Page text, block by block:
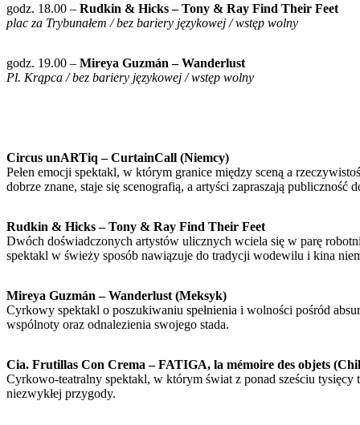
godz. 18.00 – Rudkin & Hicks – Tony & Ray Find Their Feet
plac za Trybunałem / bez bariery językowej / wstęp wolny
godz. 19.00 – Mireya Guzmán – Wanderlust
Pl. Krąpca / bez bariery językowej / wstęp wolny
Circus unARTiq – CurtainCall (Niemcy)
Pełen emocji spektakl, w którym granice między sceną a
dobrze znane, staje się scenografią, a artyści zapraszają publiczność
Rudkin & Hicks – Tony & Ray Find Their Feet
Dwóch doświadczonych artystów ulicznych wciela się w parę
spektakl w świeży sposób nawiązuje do tradycji wodewilu i kina
Mireya Guzmán – Wanderlust (Meksyk)
Cyrkowy spektakl o poszukiwaniu spełnienia i wolności pośród
wspólnoty oraz odnalezienia swojego stada.
Cia. Frutillas Con Crema – FATIGA, la mémoire des objets
Cyrkowo-teatralny spektakl, w którym świat z ponad sześciu tysięcy
niezwykłej przygody.